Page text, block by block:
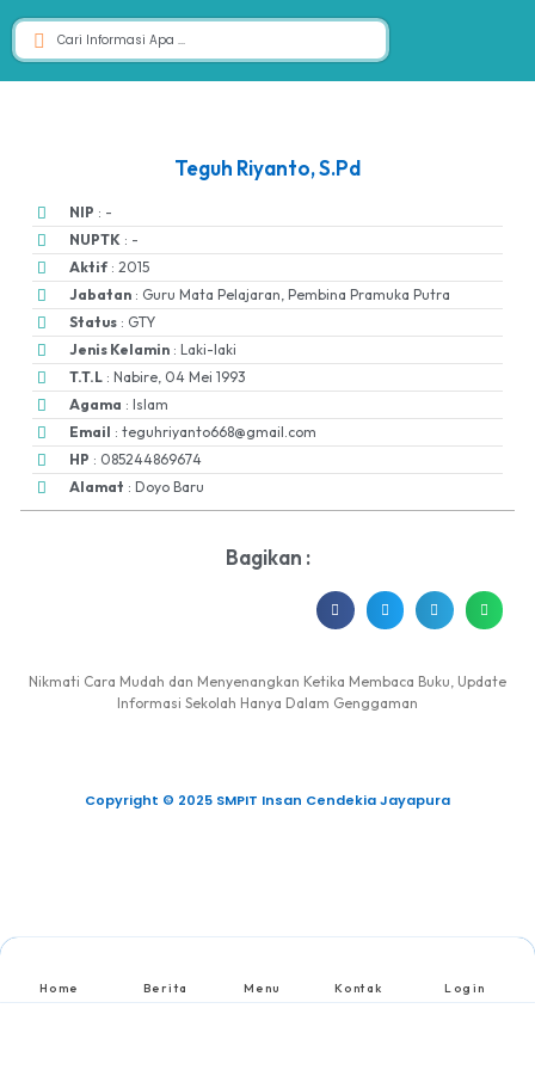
Teguh Riyanto, S.Pd
NIP : -
NUPTK : -
Aktif : 2015
Jabatan : Guru Mata Pelajaran, Pembina Pramuka Putra
Status : GTY
Jenis Kelamin : Laki-laki
T.T.L : Nabire, 04 Mei 1993
Agama : Islam
Email : teguhriyanto668@gmail.com
HP : 085244869674
Alamat : Doyo Baru
Bagikan :
Nikmati Cara Mudah dan Menyenangkan Ketika Membaca Buku, Update
Informasi Sekolah Hanya Dalam Genggaman
Copyright © 2025 SMPIT Insan Cendekia Jayapura
Home Berita Menu Kontak Login